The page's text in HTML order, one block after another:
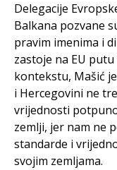
Delegacije
Balkana pozvane
pravim imenima i
zastoje na EU
kontekstu, Mašić
i Hercegovini ne
vrijednosti
zemlji, jer nam ne
standarde i
svojim zemljama.